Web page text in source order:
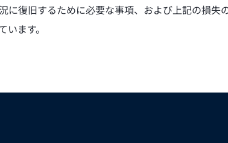
に復旧するために必要な事項、および上記の損
います。